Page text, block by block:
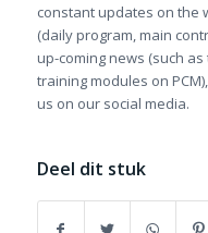
constant updates on the
(daily program, main
up-coming news (such
training modules on
us on our social media.
Deel dit stuk